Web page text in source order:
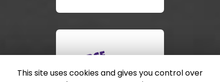
This site uses cookies and gives you control over